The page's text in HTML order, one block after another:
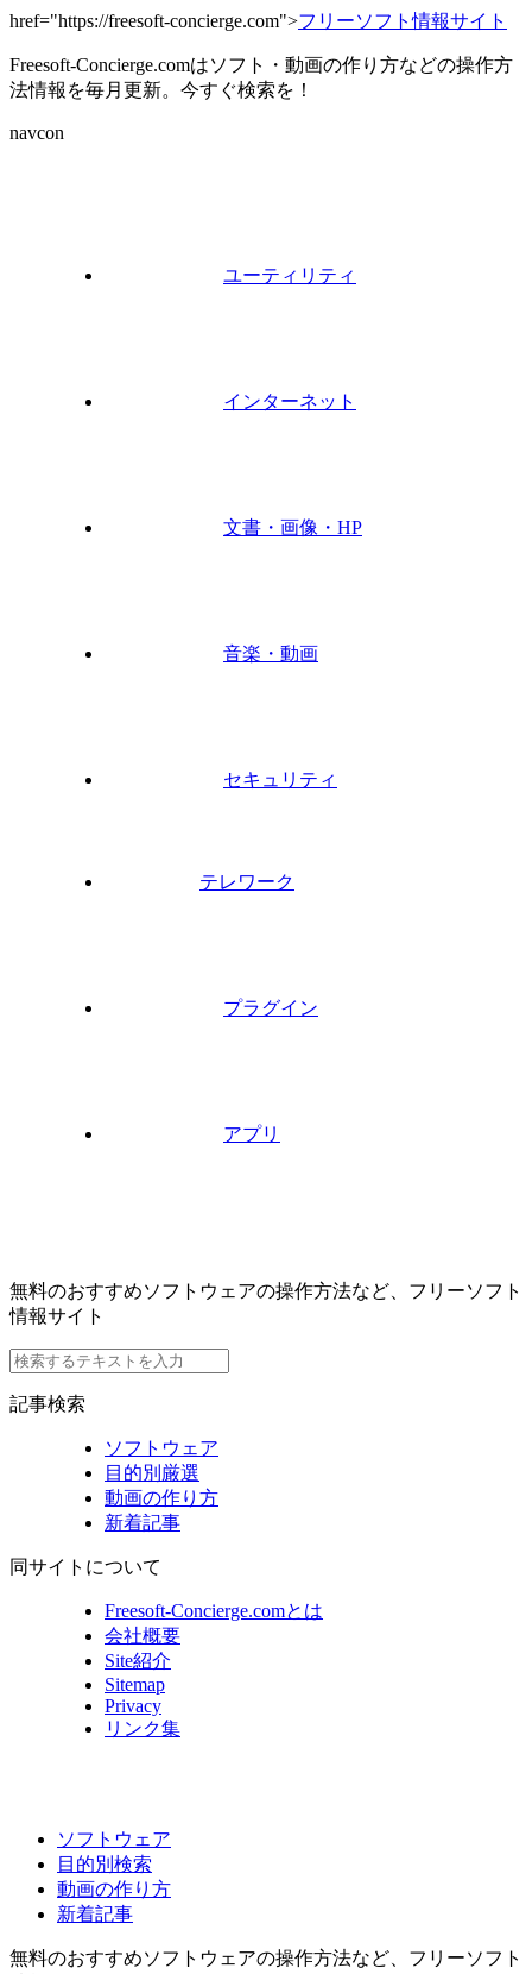
href="https://freesoft-concierge.com">フリーソフト情報サイト
Freesoft-Concierge.comはソフト・動画の作り方などの操作方
法情報を毎月更新。今すぐ検索を！
navcon
ユーティリティ
インターネット
文書・画像・HP
音楽・動画
セキュリティ
テレワーク
プラグイン
アプリ
無料のおすすめソフトウェアの操作方法など、フリーソフト
情報サイト
記事検索
ソフトウェア
目的別厳選
動画の作り方
新着記事
同サイトについて
Freesoft-Concierge.comとは
会社概要
Site紹介
Sitemap
Privacy
リンク集
ソフトウェア
目的別検索
動画の作り方
新着記事
無料のおすすめソフトウェアの操作方法など、 フリーソフト